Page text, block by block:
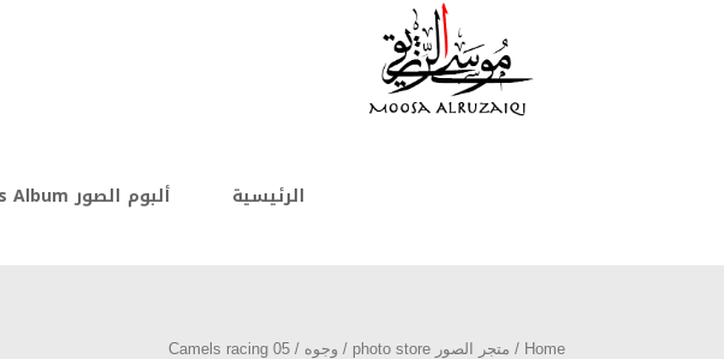
الرئيسية ألبوم الصور Photos Album
Home
/ متجر الصور photo store / وجوه / Camels racing 05